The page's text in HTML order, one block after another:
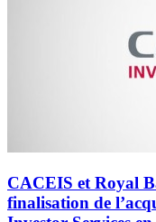
CACEIS et Royal
finalisation de